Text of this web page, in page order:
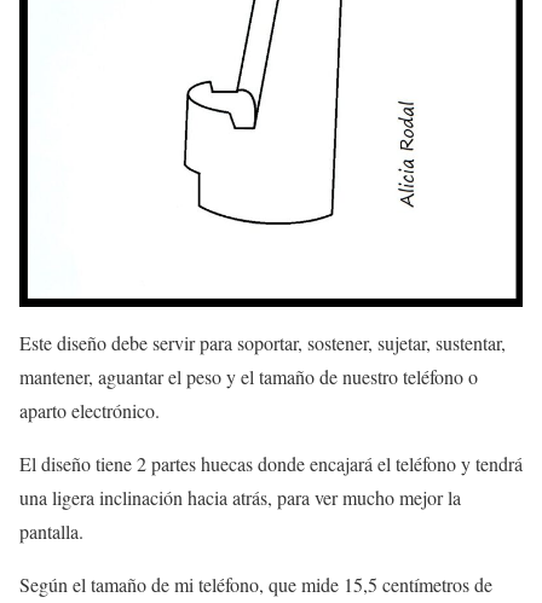
Este diseño debe servir para soportar, sostener, sujetar, sustentar,
mantener, aguantar el peso y el tamaño de nuestro teléfono o
aparto electrónico.
El diseño tiene 2 partes huecas donde encajará el teléfono y tendrá
una ligera inclinación hacia atrás, para ver mucho mejor la
pantalla.
Según el tamaño de mi teléfono, que mide 15,5 centímetros de